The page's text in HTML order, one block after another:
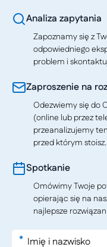
Analiza zapytania
Zapoznamy się z
odpowiedniego
problem i
Zaproszenie na
Odezwiemy się do
(online lub przez
przeanalizujemy
przed którym stoisz.
Spotkanie
Omówimy Twoje
opierając się na
najlepsze
*